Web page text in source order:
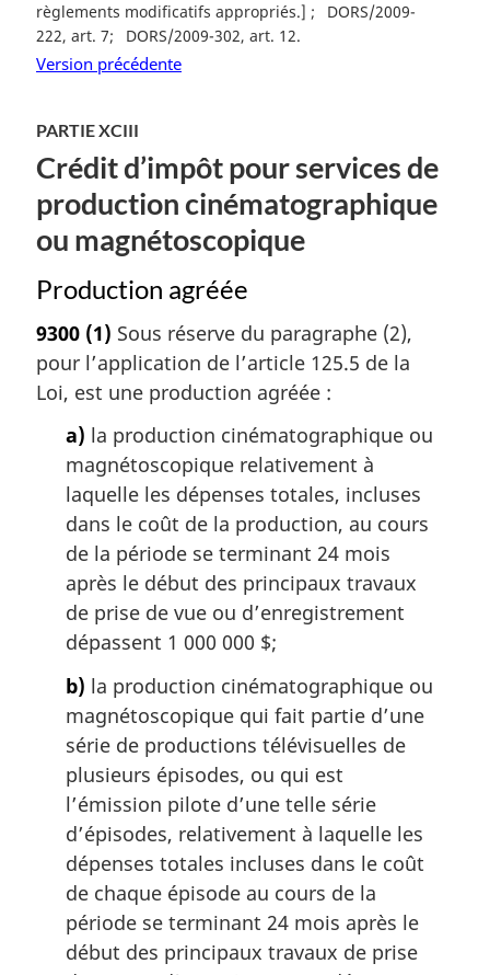
règlements modificatifs appropriés.]
DORS/2009-
222, art. 7
DORS/2009-302, art. 12
Version précédente
PARTIE XCIII
Crédit d’impôt pour services de
production cinématographique
ou magnétoscopique
Production agréée
9300 (1) Sous réserve du paragraphe (2),
pour l’application de l’article 125.5 de la
Loi, est une production agréée :
a) la production cinématographique ou
magnétoscopique relativement à
laquelle les dépenses totales, incluses
dans le coût de la production, au cours
de la période se terminant 24 mois
après le début des principaux travaux
de prise de vue ou d’enregistrement
dépassent 1 000 000 $;
b) la production cinématographique ou
magnétoscopique qui fait partie d’une
série de productions télévisuelles de
plusieurs épisodes, ou qui est
l’émission pilote d’une telle série
d’épisodes, relativement à laquelle les
dépenses totales incluses dans le coût
de chaque épisode au cours de la
période se terminant 24 mois après le
début des principaux travaux de prise